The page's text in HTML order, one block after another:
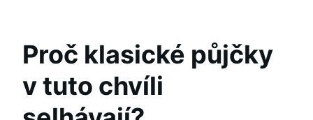
Proč klasické půjčky
v tuto chvíli